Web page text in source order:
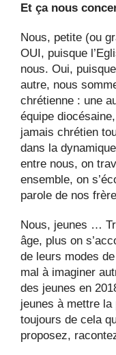
Et ça nous
Nous, petite (ou
OUI, puisque
nous. Oui,
autre, nous
chrétienne : une
équipe
jamais chrétien
dans la
entre nous, on
ensemble, on
parole de nos
Nous, jeunes …
âge, plus on
de leurs modes
mal à imaginer
des jeunes en
jeunes à mettre la
toujours de cela
proposez,